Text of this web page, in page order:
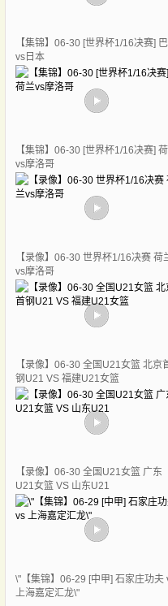
【集锦】06-30 [世界杯1/16决赛]
vs日本
【集锦】06-30 [世界杯1/16决赛]
vs摩洛哥
【录像】06-30 世界杯1/16决赛 荷
vs摩洛哥
【录像】06-30 全国U21女篮 北京
钢U21 VS 福建U21女篮
【录像】06-30 全国U21女篮 广东
U21女篮 VS 山东U21
\"【集锦】06-29 [中甲] 石家庄功夫
上海嘉定汇龙\"